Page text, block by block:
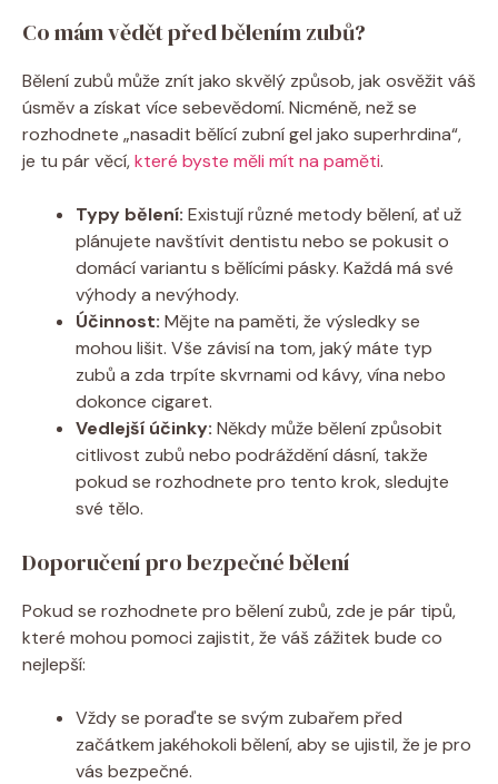
Co mám vědět před bělením zubů?
Bělení zubů může znít jako skvělý způsob, jak osvěžit váš
úsměv a získat více sebevědomí. Nicméně, než se
rozhodnete „nasadit bělící zubní gel jako superhrdina“,
je tu pár věcí,které byste měli mít na paměti.
Typy bělení: Existují různé metody bělení, ať už
plánujete navštívit dentistu nebo se pokusit o
domácí variantu s bělícími pásky. Každá má své
výhody a nevýhody.
Účinnost: Mějte na paměti, že výsledky se
mohou lišit. Vše závisí na tom, jaký máte typ
zubů a zda trpíte skvrnami od kávy, vína nebo
dokonce cigaret.
Vedlejší účinky: Někdy může bělení způsobit
citlivost zubů nebo podráždění dásní, takže
pokud se rozhodnete pro tento krok, sledujte
své tělo.
Doporučení pro bezpečné bělení
Pokud se rozhodnete pro bělení zubů, zde je pár tipů,
které mohou pomoci zajistit, že váš zážitek bude co
nejlepší:
Vždy se poraďte se svým zubařem před
začátkem jakéhokoli bělení, aby se ujistil, že je pro
vás bezpečné.